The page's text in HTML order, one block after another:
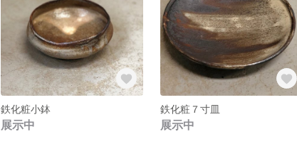
鉄化粧小鉢
展示中
鉄化粧７寸皿
展示中